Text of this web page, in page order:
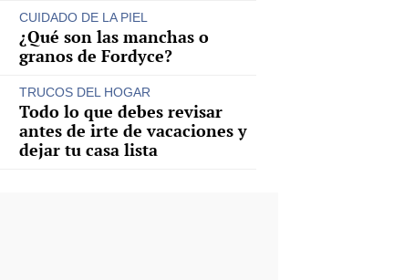
CUIDADO DE LA PIEL
¿Qué son las manchas o
granos de Fordyce?
TRUCOS DEL HOGAR
Todo lo que debes revisar
antes de irte de vacaciones y
dejar tu casa lista